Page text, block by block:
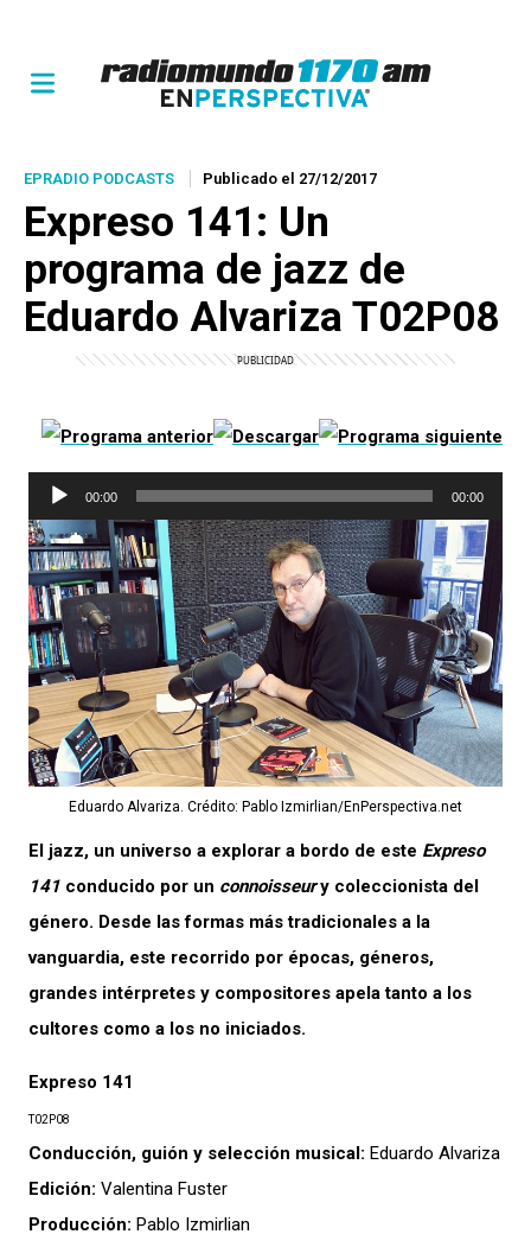
EPRADIO PODCASTS Publicado el 27/12/2017
Expreso 141: Un
programa de jazz de
Eduardo Alvariza T02P08
Reproductor
de
audio
00:00 00:00
Eduardo Alvariza. Crédito: Pablo Izmirlian/EnPerspectiva.net
El jazz, un universo a explorar a bordo de este Expreso
141 conducido por un connoisseury coleccionista del
género. Desde las formas más tradicionales a la
vanguardia, este recorrido por épocas, géneros,
grandes intérpretes y compositores apela tanto a los
cultores como a los no iniciados.
Expreso 141
T02P08
Conducción, guión y selección musical: Eduardo Alvariza
Edición: Valentina Fuster
Producción: Pablo Izmirlian